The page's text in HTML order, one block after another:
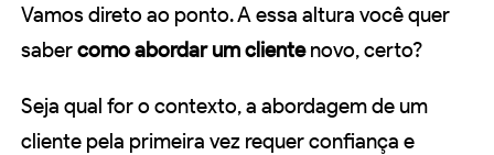
Vamos direto ao ponto. A essa altura você quer
sabercomo abordar um clientenovo, certo?
Seja qual for o contexto, a abordagem de um
cliente pela primeira vez requer confiança e